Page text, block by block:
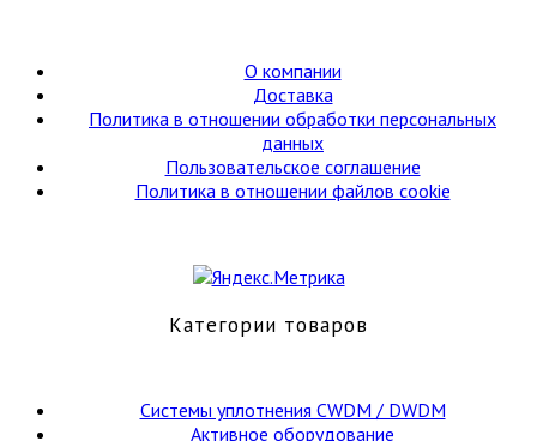
О компании
Доставка
Политика в отношении обработки персональных
данных
Пользовательское соглашение
Политика в отношении файлов cookie
Категории товаров
Cистемы уплотнения CWDM / DWDM
Активное оборудование